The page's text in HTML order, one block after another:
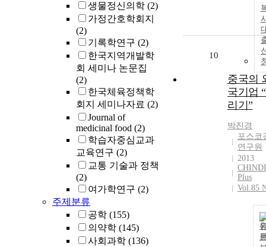
생물정신의학 (2)
가정간호학회지
(2)
기록학연구 (2)
한국지역개발학
회 세미나 논문집
(2)
한국체육정책학
회지 세미나자료 (2)
Journal of
medicinal food (2)
학습자중심교과
교육연구 (2)
교통 기술과 정책
(2)
여가학연구 (2)
주제분류
공학 (155)
의약학 (145)
사회과학 (136)
10
중국의
국기업
리기”
박진경
포스코
연구원
2013
Plus
Vol.85